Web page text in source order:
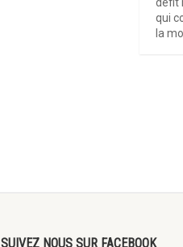
qui
la
SUIVEZ NOUS SUR FACEBOOK